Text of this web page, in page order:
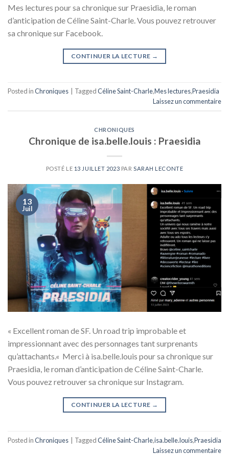
Mes lectures pour sa chronique sur Praesidia, le roman
d’anticipation de Céline Saint-Charle. Vous pouvez retrouver
sa chronique sur Facebook.
CONTINUER LA LECTURE →
Posted inChroniques TaggedCéline Saint-Charle,Mes lectures,Praesidia
Laissez un commentaire
CHRONIQUES
Chronique de isa.belle.louis : Praesidia
POSTÉ LE 13 JUILLET 2023 PAR SARAH LECONTE
13
Juil
« Excellent roman de SF. Un road trip improbable et
impressionnant avec des personnages tant surprenants
qu’attachants.« Merci à isa.belle.louis pour sa chronique sur
Praesidia, le roman d’anticipation de Céline Saint-Charle.
Vous pouvez retrouver sa chronique sur Instagram.
CONTINUER LA LECTURE →
Posted inChroniques TaggedCéline Saint-Charle,isa.belle.louis,Praesidia
Laissez un commentaire